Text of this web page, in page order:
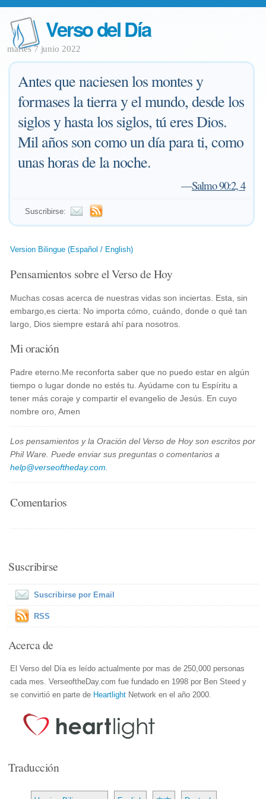
Verso del Día
martes 7 junio 2022
Antes que naciesen los montes y
formases la tierra y el mundo, desde los
siglos y hasta los siglos, tú eres Dios.
Mil años son como un día para ti, como
unas horas de la noche.
—Salmo 90:2, 4
Suscribirse:
Version Bilingue (Español / English)
Pensamientos sobre el Verso de Hoy
Muchas cosas acerca de nuestras vidas son inciertas. Esta, sin
embargo,es cierta: No importa cómo, cuándo, donde o qué tan
largo, Dios siempre estará ahí para nosotros.
Mi oración
Padre eterno.Me reconforta saber que no puedo estar en algún
tiempo o lugar donde no estés tu. Ayúdame con tu Espíritu a
tener más coraje y compartir el evangelio de Jesús. En cuyo
nombre oro, Amen
Los pensamientos y la Oración del Verso de Hoy son escritos por
Phil Ware. Puede enviar sus preguntas o comentarios a
help@verseoftheday.com
Comentarios
Suscribirse
Suscribirse por Email
RSS
Acerca de
El Verso del Día es leído actualmente por mas de 250,000 personas
cada mes. VerseoftheDay.com fue fundado en 1998 por Ben Steed y
se convirtió en parte de Heartlight Network en el año 2000.
Traducción